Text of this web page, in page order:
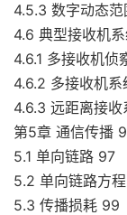
4.5.3 数字动态
4.6 典型接收机
4.6.1 多接收机侦
4.6.2 多接收机
4.6.3 远距离接
第5章 通信传播
5.1 单向链路 97
5.2 单向链路方
5.3 传播损耗 99